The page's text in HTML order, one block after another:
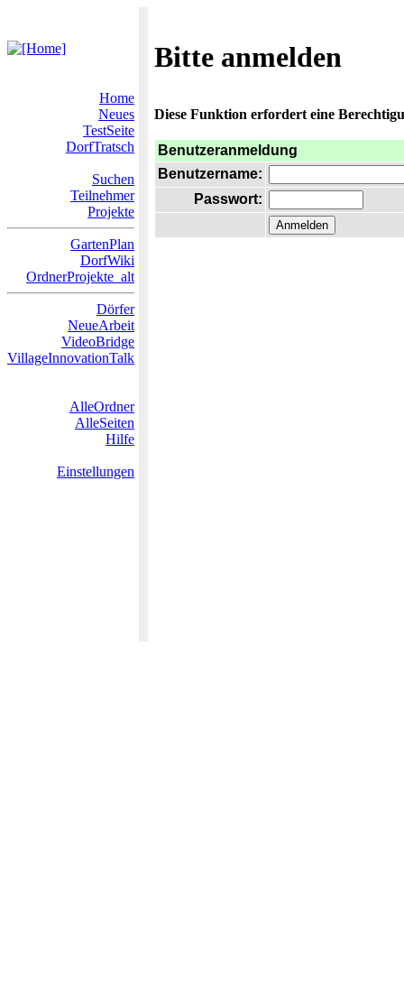
Bitte anmelden
Home
Neues
TestSeite
DorfTratsch
Suchen
Teilnehmer
Projekte
GartenPlan
DorfWiki
OrdnerProjekte_alt
Dörfer
NeueArbeit
VideoBridge
VillageInnovationTalk
AlleOrdner
AlleSeiten
Hilfe
Einstellungen
Diese Funktion erfordert eine
Benutzeranmeldung
Benutzername:
Passwort: